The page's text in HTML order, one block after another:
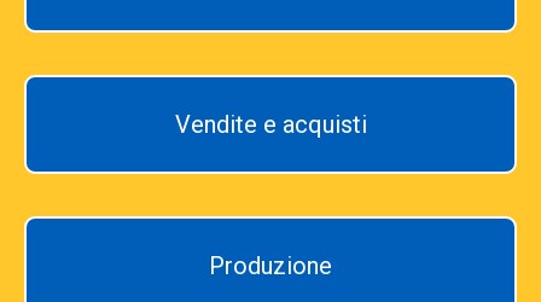
Vendite e acquisti
Produzione